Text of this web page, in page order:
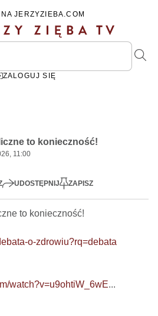
JERZYZIEBA.COM
ZALOGUJ SIĘ
Play
to konieczność!
11:00
UDOSTĘPNIJ ZAPISZ
to konieczność!
o-zdrowiu?rq=debata
watch?v=u9ohtiW_6wE...